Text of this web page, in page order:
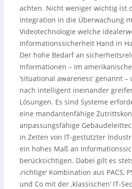
achten. Nicht weniger wichtig ist
Integration in die Überwachung
Videotechnologie welche
Informationssicherheit Hand in
Der hohe Bedarf an
Informationen – im
’situational awareness‘ genannt –
nach intelligent ineinander
Lösungen. Es sind Systeme
eine mandantenfähige
anpassungsfähige
in Zeiten von IT-gestützter
ein hohes Maß an
berücksichtigen. Dabei gilt es
‚richtige‘ Kombination aus PACS,
und Co mit der ‚klassischen‘ IT-